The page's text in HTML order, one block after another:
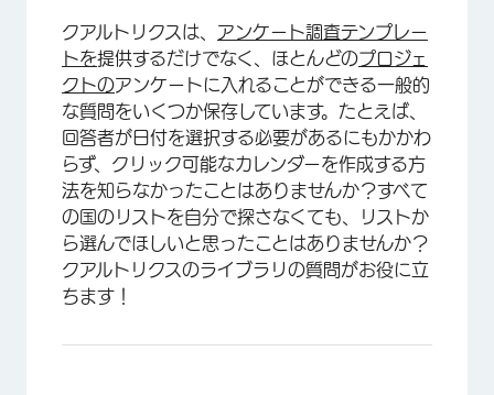
認定人口統計学的質問
カスタマイズできる認定質問
強調表示
クアルトリクスは、 アンケート調査テンプレー
トを提供するだけでなく、ほとんどのプロジェ
クトのアンケートに入れることができる一般的
な質問をいくつか保存しています。たとえば、
回答者が日付を選択する必要があるにもかかわ
らず、クリック可能なカレンダーを作成する方
法を知らなかったことはありませんか？すべて
の国のリストを自分で探さなくても、リストか
ら選んでほしいと思ったことはありませんか？
クアルトリクスのライブラリの質問がお役に立
ちます！